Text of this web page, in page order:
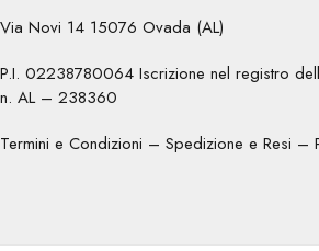
Via Novi 14 15076 Ovada (AL)
P.I. 02238780064 Iscrizione nel registro
n. AL – 238360
Termini e Condizioni – Spedizione e Resi –